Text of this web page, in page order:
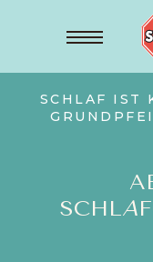
SCHLAF IST
SCHLA